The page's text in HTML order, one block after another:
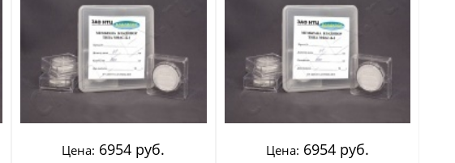
Цена: 6954 руб. Цена: 6954 руб.